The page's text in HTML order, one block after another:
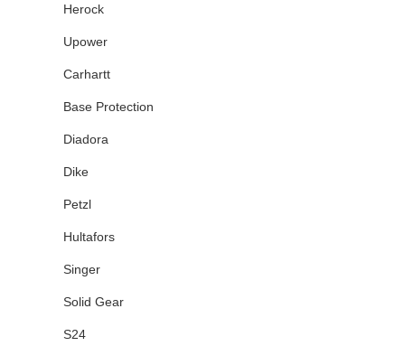
Herock
Upower
Carhartt
Base Protection
Diadora
Dike
Petzl
Hultafors
Singer
Solid Gear
S24